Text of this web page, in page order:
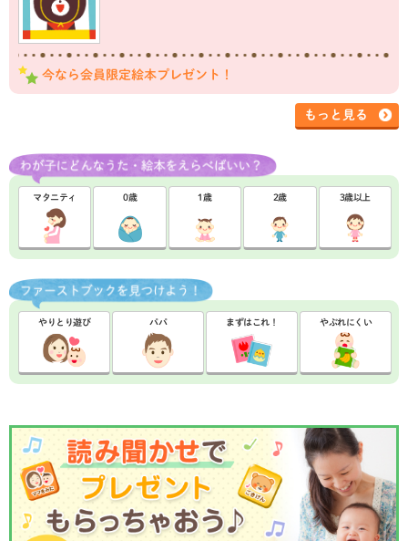
今なら会員限定絵本プレゼント！
もっと見る
マタニティ 0歳 1歳 2歳 3歳以上
やりとり遊び パパ まずはこれ！ やぶれにくい